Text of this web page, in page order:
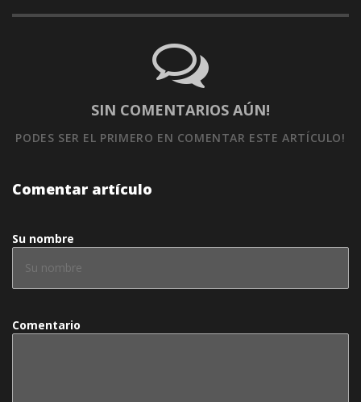
SIN COMENTARIOS AÚN!
PODES SER EL PRIMERO EN COMENTAR ESTE ARTÍCULO!
Comentar artículo
Su nombre
Comentario